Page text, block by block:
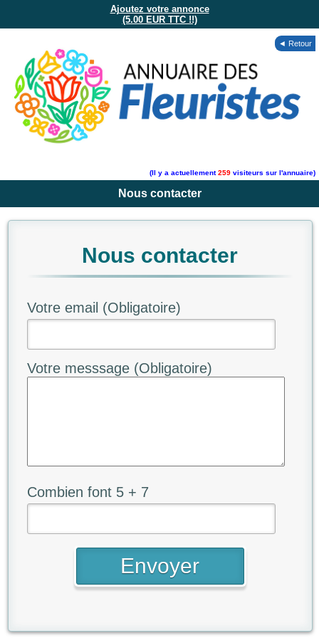
Ajoutez votre annonce
(5.00 EUR TTC !!)
◄ Retour
(Il y a actuellement259 visiteurs sur l'annuaire)
Nous contacter
Nous contacter
Votre email (Obligatoire)
Votre messsage (Obligatoire)
Combien font 5 + 7